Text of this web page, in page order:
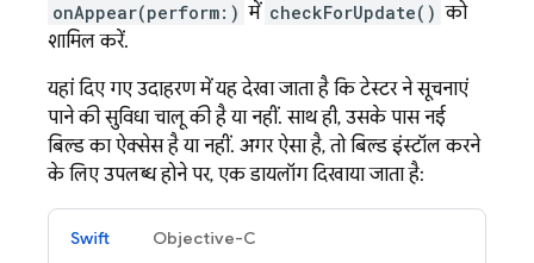
onAppear(perform:) में checkForUpdate() को
शामिल करें.
यहां दिए गए उदाहरण में यह देखा जाता है कि टेस्टर ने सूचनाएं
पाने की सुविधा चालू की है या नहीं. साथ ही, उसके पास नई
बिल्ड का ऐक्सेस है या नहीं. अगर ऐसा है, तो बिल्ड इंस्टॉल करने
के लिए उपलब्ध होने पर, एक डायलॉग दिखाया जाता है:
Swift Objective-C